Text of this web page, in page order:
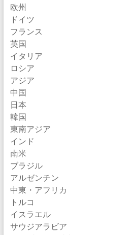
欧州
ドイツ
フランス
英国
イタリア
ロシア
アジア
中国
日本
韓国
東南アジア
インド
南米
ブラジル
アルゼンチン
中東・アフリカ
トルコ
イスラエル
サウジアラビア